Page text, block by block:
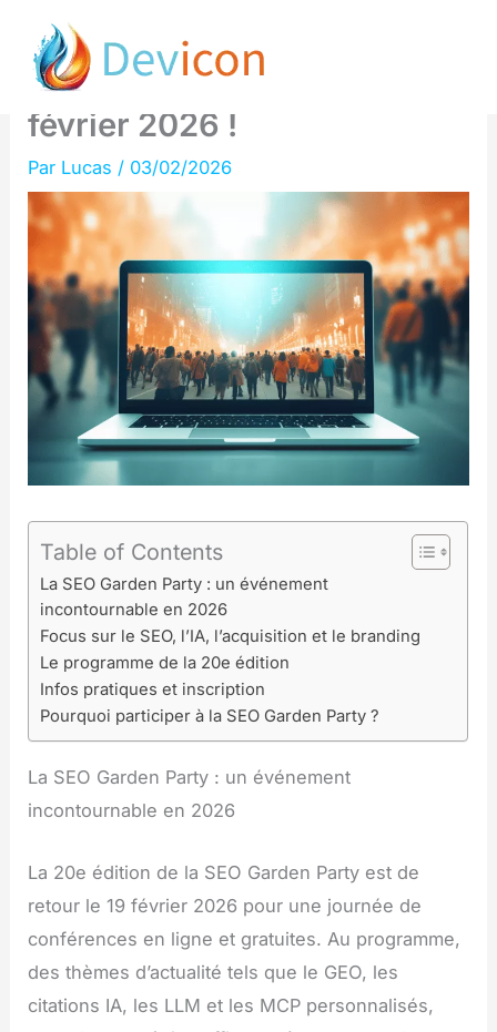
contenu
Le retour de la SEO Garden
Party : save the date le 19
février 2026 !
Par Lucas / 03/02/2026
Table of Contents
La SEO Garden Party : un événement
incontournable en 2026
Focus sur le SEO, l’IA, l’acquisition et le branding
Le programme de la 20e édition
Infos pratiques et inscription
Pourquoi participer à la SEO Garden Party ?
La SEO Garden Party : un événement
incontournable en 2026
La 20e édition de la SEO Garden Party est de
retour le 19 février 2026 pour une journée de
conférences en ligne et gratuites. Au programme,
des thèmes d’actualité tels que le GEO, les
citations IA, les LLM et les MCP personnalisés,